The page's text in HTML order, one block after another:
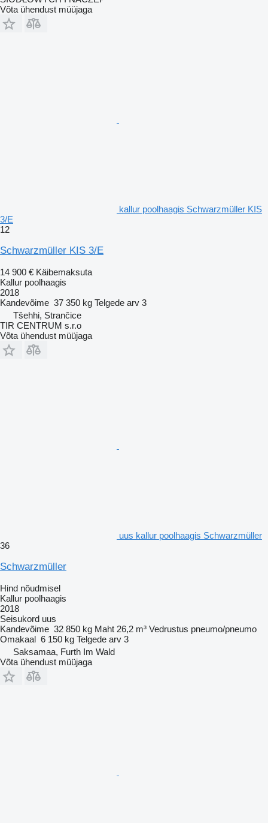
Võta ühendust müüjaga
kallur poolhaagis Schwarzmüller KIS
3/E
12
Schwarzmüller KIS 3/E
14 900 € Käibemaksuta
Kallur poolhaagis
2018
Kandevõime 37 350 kg Telgede arv 3
Tšehhi, Strančice
TIR CENTRUM s.r.o
Võta ühendust müüjaga
uus kallur poolhaagis Schwarzmüller
36
Schwarzmüller
Hind nõudmisel
Kallur poolhaagis
2018
Seisukord uus
Kandevõime 32 850 kg Maht 26,2 m³ Vedrustus pneumo/pneumo
Omakaal 6 150 kg Telgede arv 3
Saksamaa, Furth Im Wald
Võta ühendust müüjaga